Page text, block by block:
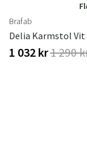
Brafab
Delia Karmstol Vit
1 032 kr1 290